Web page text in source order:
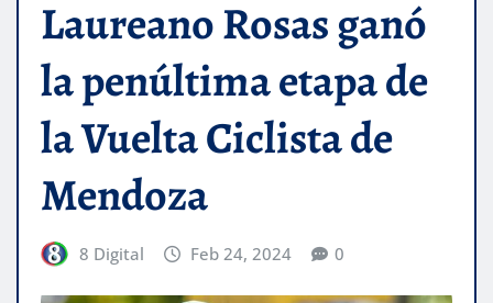
Laureano Rosas ganó
la penúltima etapa de
la Vuelta Ciclista de
Mendoza
8 Digital Feb 24, 2024 0